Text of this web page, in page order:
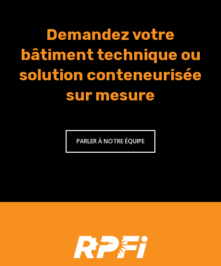
Demandez votre
bâtiment technique ou
solution conteneurisée
sur mesure
PARLER À NOTRE ÉQUIPE